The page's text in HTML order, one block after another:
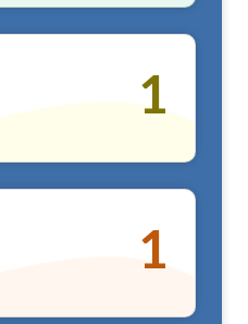
1
1